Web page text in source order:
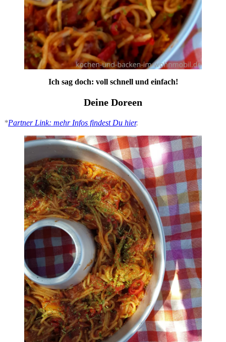
Ich sag doch: voll schnell und einfach!
Deine Doreen
*Partner Link: mehr Infos findest Du hier.